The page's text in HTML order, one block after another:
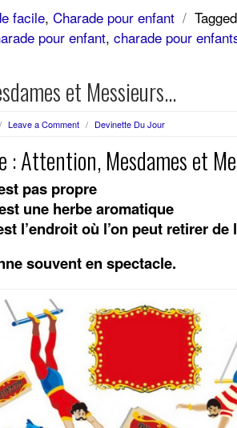
facile, Charade pour enfant /
pour enfant, charade pour
et Messieurs…
/ Leave a Comment / Devinette Du Jour
: Attention, Mesdames et
pas propre
une herbe aromatique
l’endroit où l’on peut retirer de
souvent en spectacle.